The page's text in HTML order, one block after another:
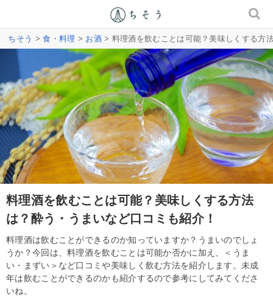
ちそう >食・料理 > お酒> 料理酒を飲むことは可能？美味しくする方
料理酒を飲むことは可能？美味しくする方法
は？酔う・うまいなど口コミも紹介！
料理酒は飲むことができるのか知っていますか？うまいのでしょ
うか？今回は、料理酒を飲むことは可能か否かに加え、＜うま
い・まずい＞など口コミや美味しく飲む方法を紹介します。未成
年は飲むことができるのかも紹介するので参考にしてみてくださ
いね。